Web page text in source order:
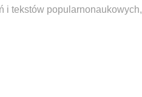
i tekstów popularnonaukowych,